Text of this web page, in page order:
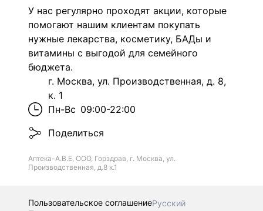
У нас регулярно проходят акции, которые
помогают нашим клиентам покупать
нужные лекарства, косметику, БАДы и
витамины с выгодой для семейного
бюджета.
г. Москва, ул. Производственная, д. 8,
к. 1
Пн-Вс 09:00-22:00
Поделиться
Аптека-А.В.Е, ООО, Горздрав, г. Москва, ул.
Производственная, д.8 к.1
Пользовательское соглашениеРусский